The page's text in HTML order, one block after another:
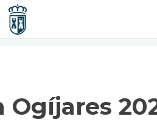
Ogíjares